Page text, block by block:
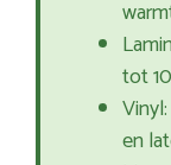
tot
en